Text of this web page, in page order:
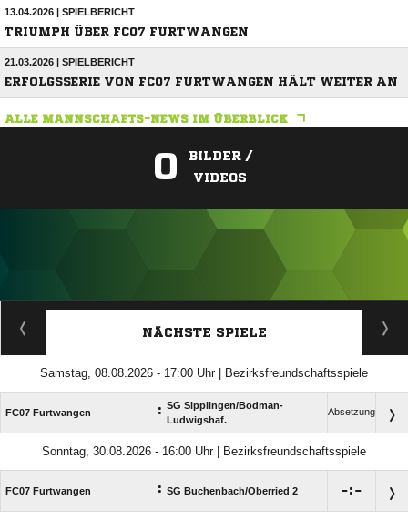
13.04.2026 | SPIELBERICHT
TRIUMPH ÜBER FC07 FURTWANGEN
21.03.2026 | SPIELBERICHT
ERFOLGSSERIE VON FC07 FURTWANGEN HÄLT WEITER AN
ALLE MANNSCHAFTS-NEWS IM ÜBERBLICK
0
BILDER /
VIDEOS
ANZEIGE
NÄCHSTE SPIELE
Samstag, 08.08.2026 - 17:00 Uhr | Bezirksfreundschaftsspiele
FC07 Furtwangen : SG Sipplingen/​Bodman-
Ludwigshaf.
Absetzung
Sonntag, 30.08.2026 - 16:00 Uhr | Bezirksfreundschaftsspiele
FC07 Furtwangen : SG Buchenbach/​Oberried 2 :